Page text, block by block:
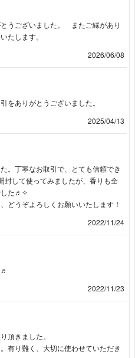
うございました。 またご縁があり
たします。
2026/06/08
をありがとうございました。
2025/04/13
。丁寧なお取引で、とても信頼でき
封して使ってみましたが、香りも全
した♬✧
どうぞよろしくお願いいたします！
2022/11/24
2022/11/23
頂きました。
有り難く、大切に使わせていただき